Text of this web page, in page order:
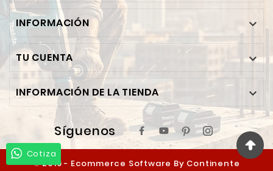
INFORMACIÓN 
TU CUENTA 
INFORMACIÓN DE LA TIENDA 
Síguenos
© 2019 - Ecommerce Software By Continente
Cotiza